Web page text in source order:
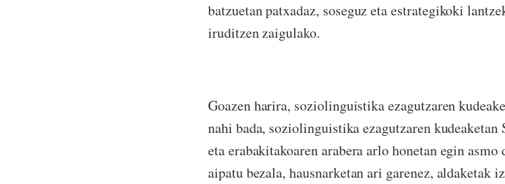
batzuetan patxadaz, soseguz eta estrategikoki
iruditzen zaigulako.
Goazen harira, soziolinguistika ezagutzaren
nahi bada, soziolinguistika ezagutzaren
eta erabakitakoaren arabera arlo honetan egin
aipatu bezala, hausnarketan ari garenez, aldaketak